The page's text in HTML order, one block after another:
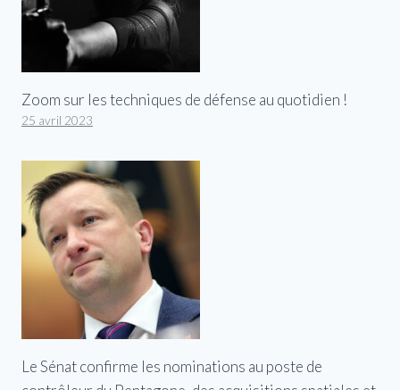
Zoom sur les techniques de défense au quotidien !
25 avril 2023
Le Sénat confirme les nominations au poste de